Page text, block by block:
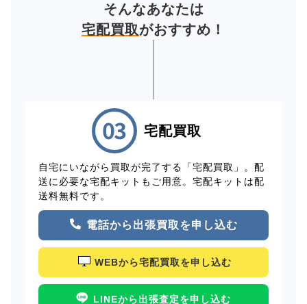
そんなあなたは
宅配買取がおすすめ！
宅配買取
自宅にいながら買取が完了する「宅配買取」。配
送に必要な宅配キットもご用意。宅配キットは配
送料無料です。
電話から出張買取を申し込む
WEBから宅配買取を申し込む
LINEから出張査定を申し込む